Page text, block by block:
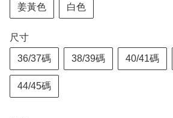
姜黃色 白色
尺寸
36/37碼 38/39碼 40/41碼
44/45碼